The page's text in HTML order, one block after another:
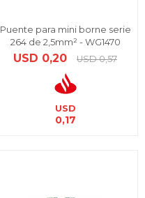
Puente para mini borne serie
264 de 2,5mm² - WG1470
USD 0,20 USD 0,57
USD
0,17